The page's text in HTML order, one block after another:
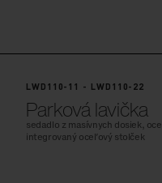
LWD110-11 - LWD110-22
Parková lavička
sedadlo z masívnych dosiek,
integrovaný oceľový stolček